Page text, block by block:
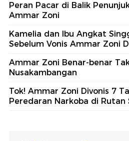
Peran Pacar di Balik
Ammar Zoni
Kamelia dan Ibu Angkat
Sebelum Vonis Ammar Zoni
Ammar Zoni Benar-benar
Nusakambangan
Tok! Ammar Zoni Divonis 7
Peredaran Narkoba di Rutan